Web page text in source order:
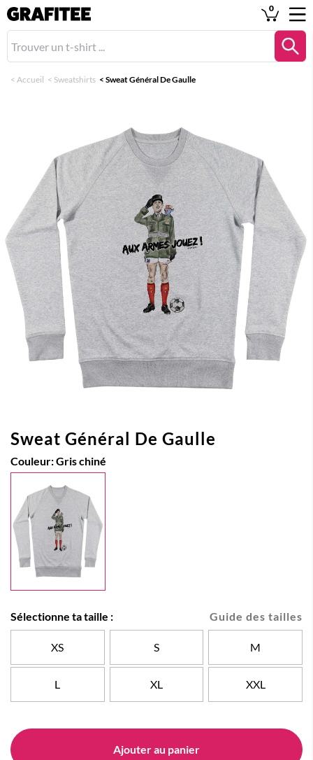
0
< Accueil < Sweatshirts < Sweat Général De Gaulle
Sweat Général De Gaulle
Couleur:Gris chiné
Guide des tailles
Sélectionne ta taille :
XS S M
L XL XXL
Ajouter au panier